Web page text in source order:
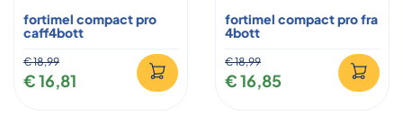
fortimel compact pro
caff4bott
€ 18,99
€ 16,81
fortimel compact pro fra
4bott
€ 18,99
€ 16,85